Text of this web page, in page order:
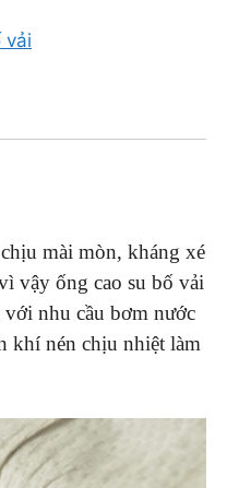
vải
mài mòn, kháng xé
vậy ống cao su bố vải
với nhu cầu bơm nước
khí nén chịu nhiệt làm